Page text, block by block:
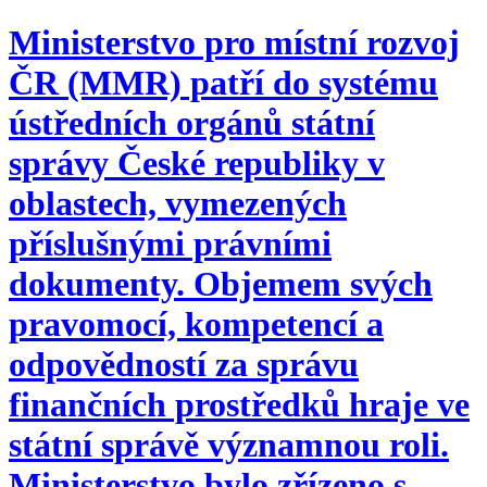
Ministerstvo pro místní rozvoj
ČR (MMR) patří do systému
ústředních orgánů státní
správy České republiky v
oblastech, vymezených
příslušnými právními
dokumenty. Objemem svých
pravomocí, kompetencí a
odpovědností za správu
finančních prostředků hraje ve
státní správě významnou roli.